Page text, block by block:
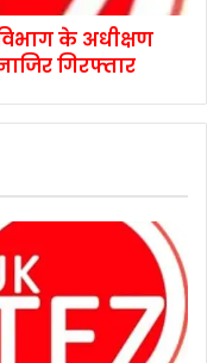
विभाग के अधीक्षण
गिरफ्तार